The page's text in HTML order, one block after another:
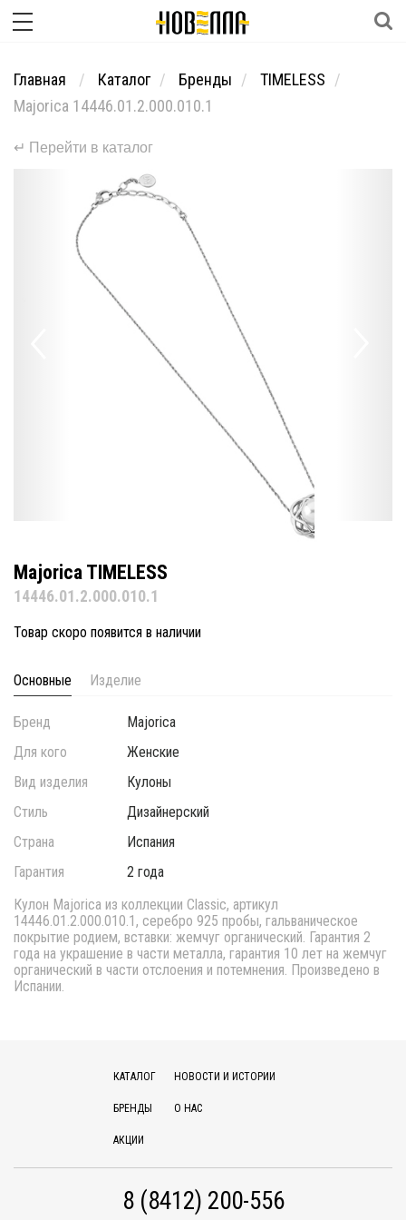
Главная Каталог Бренды
TIMELESS
Majorica 14446.01.2.000.010.1
↵ Перейти в каталог
Majorica TIMELESS
14446.01.2.000.010.1
Товар скоро появится в наличии
Основные Изделие
Бренд
Majorica
Для кого
Женские
Вид изделия
Кулоны
Стиль
Дизайнерский
Страна
Испания
Гарантия
2 года
Кулон Majorica из коллекции Classic, артикул
14446.01.2.000.010.1, серебро 925 пробы, гальваническое
покрытие родием, вставки: жемчуг органический. Гарантия 2
года на украшение в части металла, гарантия 10 лет на жемчуг
органический в части отслоения и потемнения. Произведено в
Испании.
КАТАЛОГ
БРЕНДЫ
АКЦИИ
НОВОСТИ И ИСТОРИИ
О НАС
8 (8412) 200-556